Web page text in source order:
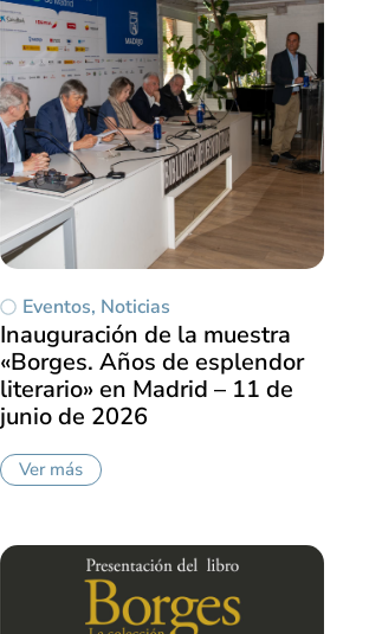
Eventos, Noticias
Inauguración de la muestra
«Borges. Años de esplendor
literario» en Madrid – 11 de
junio de 2026
Ver más